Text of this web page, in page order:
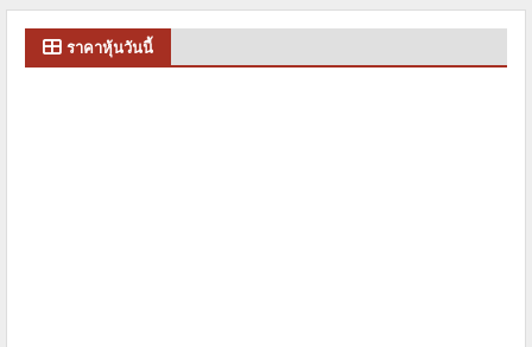
ราคาหุ้นวันนี้